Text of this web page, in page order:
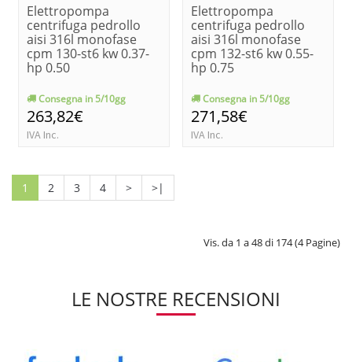
Elettropompa
centrifuga pedrollo
aisi 316l monofase
cpm 130-st6 kw 0.37-
hp 0.50
Consegna in 5/10gg
263,82€
IVA Inc.
Elettropompa
centrifuga pedrollo
aisi 316l monofase
cpm 132-st6 kw 0.55-
hp 0.75
Consegna in 5/10gg
271,58€
IVA Inc.
1 2 3 4 > >|
Vis. da 1 a 48 di 174 (4 Pagine)
LE NOSTRE RECENSIONI